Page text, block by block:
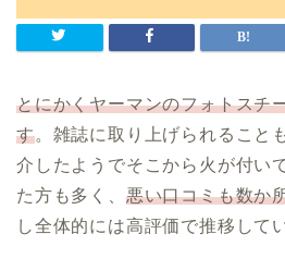
とにかくヤーマンのフォトスチ
す。雑誌に取り上げられること
介したようでそこから火が付い
た方も多く、 悪い口コミも数か
し全体的には高評価で推移して